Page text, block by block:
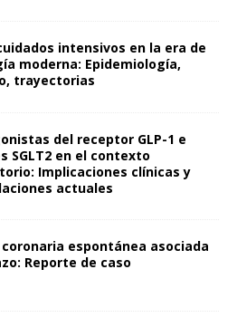
intensivos en la era de
moderna: Epidemiología,
trayectorias
del receptor GLP-1 e
SGLT2 en el contexto
Implicaciones clínicas y
actuales
espontánea asociada
Reporte de caso